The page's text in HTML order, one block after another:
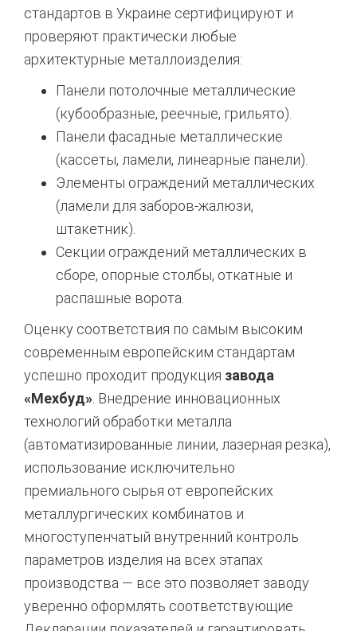
стандартов в Украине сертифицируют и
проверяют практически любые
архитектурные металлоизделия:
Панели потолочные металлические
(кубообразные, реечные, грильято).
Панели фасадные металлические
(кассеты, ламели, линеарные панели).
Элементы ограждений металлических
(ламели для заборов-жалюзи,
штакетник).
Секции ограждений металлических в
сборе, опорные столбы, откатные и
распашные ворота.
Оценку соответствия по самым высоким
современным европейским стандартам
успешно проходит продукция завода
«Мехбуд». Внедрение инновационных
технологий обработки металла
(автоматизированные линии, лазерная резка),
использование исключительно
премиального сырья от европейских
металлургических комбинатов и
многоступенчатый внутренний контроль
параметров изделия на всех этапах
производства — все это позволяет заводу
уверенно оформлять соответствующие